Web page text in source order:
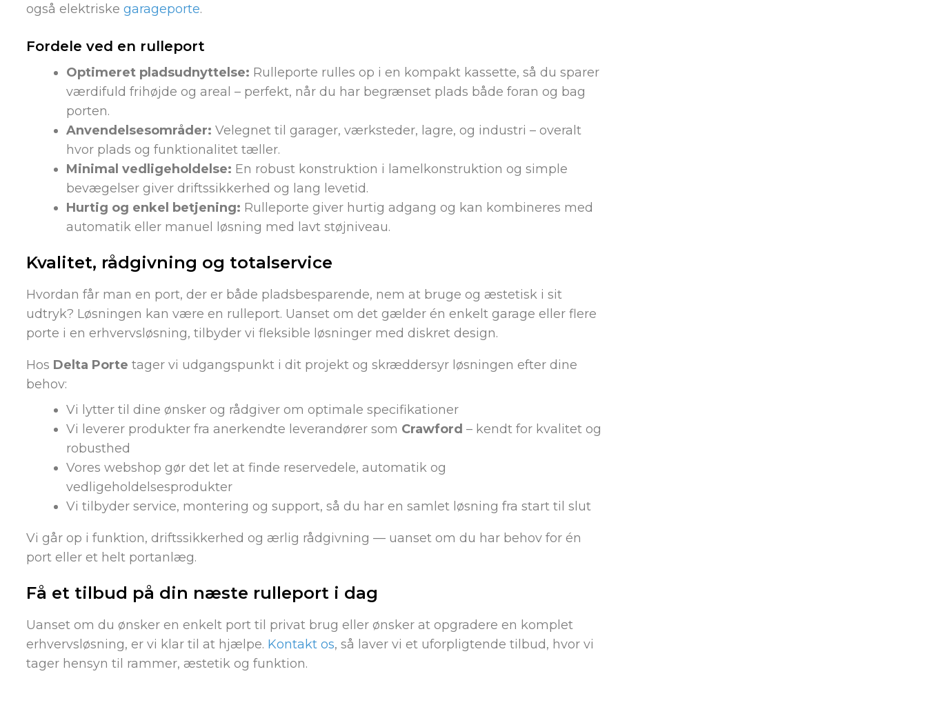
også elektriske garageporte.
Fordele ved en rulleport
Optimeret pladsudnyttelse: Rulleporte rulles op i en kompakt kassette, så du sparer
værdifuld frihøjde og areal – perfekt, når du har begrænset plads både foran og bag
porten.
Anvendelsesområder: Velegnet til garager, værksteder, lagre, og industri – overalt
hvor plads og funktionalitet tæller.
Minimal vedligeholdelse: En robust konstruktion i lamelkonstruktion og simple
bevægelser giver driftssikkerhed og lang levetid.
Hurtig og enkel betjening: Rulleporte giver hurtig adgang og kan kombineres med
automatik eller manuel løsning med lavt støjniveau.
Kvalitet, rådgivning og totalservice
Hvordan får man en port, der er både pladsbesparende, nem at bruge og æstetisk i sit
udtryk? Løsningen kan være en rulleport. Uanset om det gælder én enkelt garage eller flere
porte i en erhvervsløsning, tilbyder vi fleksible løsninger med diskret design.
Hos Delta Porte tager vi udgangspunkt i dit projekt og skræddersyr løsningen efter dine
behov:
Vi lytter til dine ønsker og rådgiver om optimale specifikationer
Vi leverer produkter fra anerkendte leverandører som Crawford – kendt for kvalitet og
robusthed
Vores webshop gør det let at finde reservedele, automatik og
vedligeholdelsesprodukter
Vi tilbyder service, montering og support, så du har en samlet løsning fra start til slut
Vi går op i funktion, driftssikkerhed og ærlig rådgivning — uanset om du har behov for én
port eller et helt portanlæg.
Få et tilbud på din næste rulleport i dag
Uanset om du ønsker en enkelt port til privat brug eller ønsker at opgradere en komplet
erhvervsløsning, er vi klar til at hjælpe. Kontakt os, så laver vi et uforpligtende tilbud, hvor vi
tager hensyn til rammer, æstetik og funktion.